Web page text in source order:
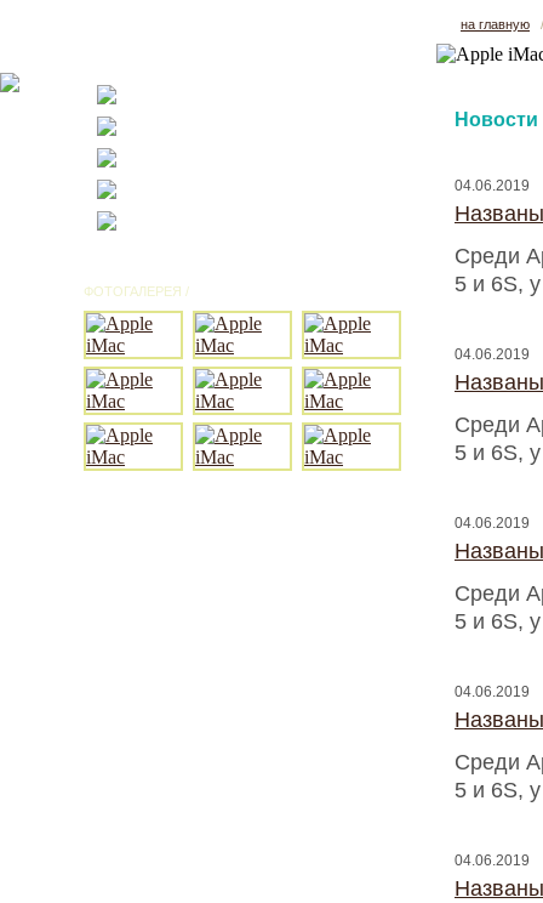
ФОТОГАЛЕРЕЯ /
на главную
Новости
04.06.2019
Среди
5 и 6S,
04.06.2019
Среди
5 и 6S,
04.06.2019
Среди
5 и 6S,
04.06.2019
Среди
5 и 6S,
04.06.2019